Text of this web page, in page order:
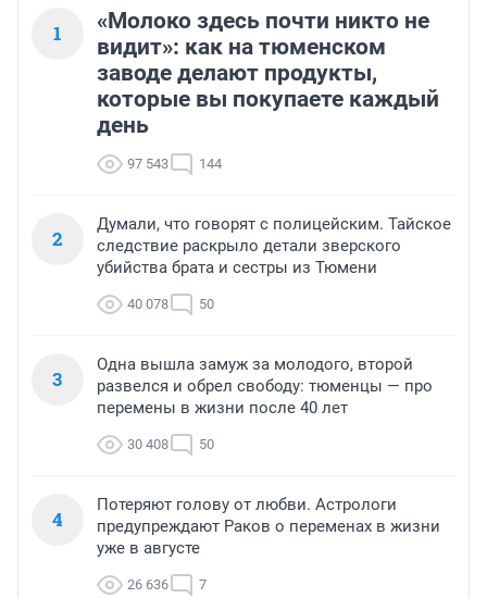
1
«Молоко здесь почти никто не
видит»: как на тюменском
заводе делают продукты,
которые вы покупаете каждый
день
97 543 144
2
Думали, что говорят с полицейским. Тайское
следствие раскрыло детали зверского
убийства брата и сестры из Тюмени
40 078 50
3
Одна вышла замуж за молодого, второй
развелся и обрел свободу: тюменцы — про
перемены в жизни после 40 лет
30 408 50
4
Потеряют голову от любви. Астрологи
предупреждают Раков о переменах в жизни
уже в августе
26 636 7